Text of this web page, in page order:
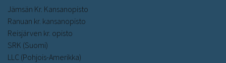
Jämsän Kr. Kansanopisto
Ranuan kr. kansanopisto
Reisjärven kr. opisto
SRK (Suomi)
LLC (Pohjois-Amerikka)